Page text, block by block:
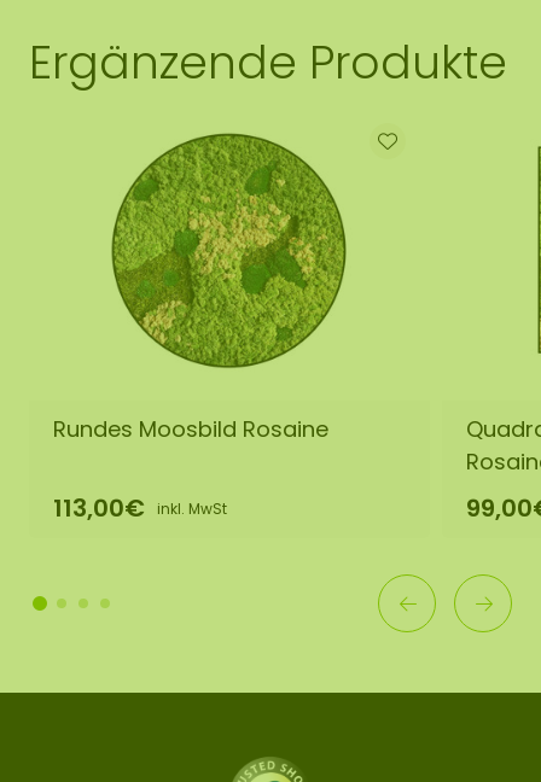
Ergänzende Produkte
Rundes Moosbild Rosaine
113,00€ inkl. MwSt